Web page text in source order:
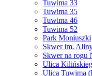
Tuwima 33
Tuwima 35
Tuwima 46
Tuwima 52
Park Moniuszki
Skwer im.
Skwer na rogu
Ulica
Ulica Tuwima